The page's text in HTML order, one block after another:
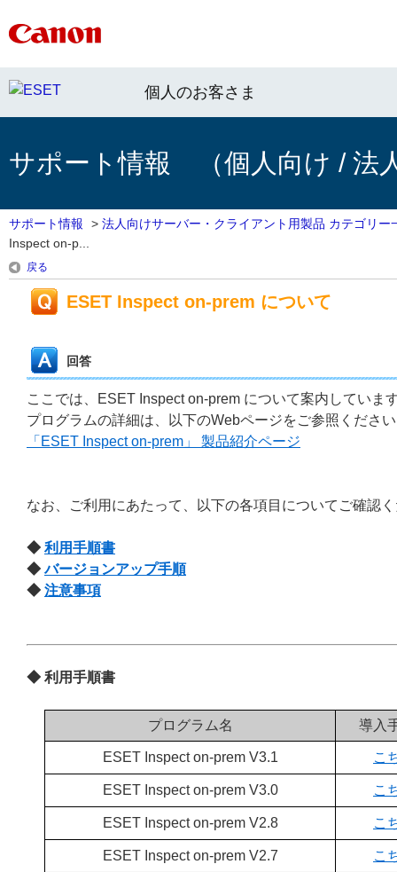
個人のお客さま
サポート情報 （個人向け / 法
サポート情報 > 法人向けサーバー・クライアント用製品 カテゴリー
Inspect on-p...
戻る
ESET Inspect on-prem について
回答
ここでは、ESET Inspect on-prem について案内していま
プログラムの詳細は、以下のWebページをご参照くださ
「ESET Inspect on-prem」 製品紹介ページ
なお、ご利用にあたって、以下の各項目についてご確認
◆ 利用手順書
◆バージョンアップ手順
◆ 注意事項
◆ 利用手順書
プログラム名 導入
ESET Inspect on-prem V3.1 こ
ESET Inspect on-prem V3.0 こ
ESET Inspect on-prem V2.8 こ
ESET Inspect on-prem V2.7 こ